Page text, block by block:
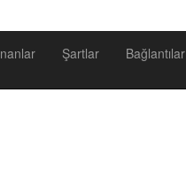
Şartlar Bağlantılar